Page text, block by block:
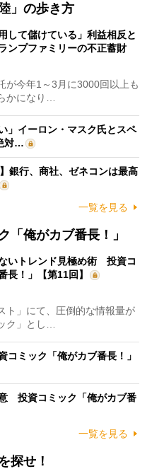
」の歩き方
して儲けている」利益相反と
ンプファミリーの不正蓄財
今年1～3月に3000回以上も
かになり…
」イーロン・マスク氏とスペ
対…
銀行、商社、ゼネコンは最高
一覧を見る
「俺がカブ番長！」
いトレンド見極め術 投資コ
長！」【第11回】
」にて、圧倒的な情報量が
ク」とし…
ミック「俺がカブ番長！」
投資コミック「俺がカブ番
一覧を見る
探せ！